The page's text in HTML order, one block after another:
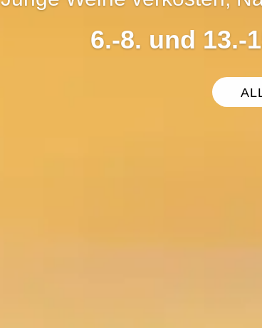
6.-8. und 13.-